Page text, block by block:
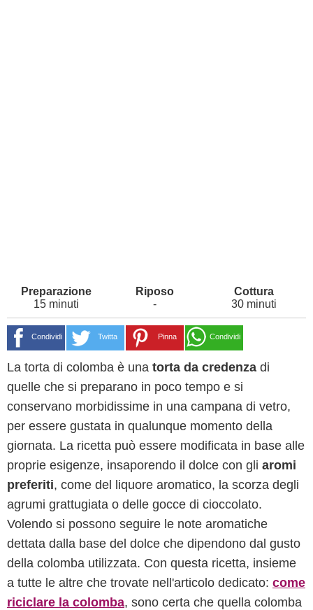
15 minuti - 30 minuti
Condividi Twitta Pinna Condividi
La torta di colomba è una torta da credenza di
quelle che si preparano in poco tempo e si
conservano morbidissime in una campana di vetro,
per essere gustata in qualunque momento della
giornata. La ricetta può essere modificata in base alle
proprie esigenze, insaporendo il dolce con gli aromi
preferiti, come del liquore aromatico, la scorza degli
agrumi grattugiata o delle gocce di cioccolato.
Volendo si possono seguire le note aromatiche
dettata dalla base del dolce che dipendono dal gusto
della colomba utilizzata. Con questa ricetta, insieme
a tutte le altre che trovate nell'articolo dedicato: come
riciclare la colomba, sono certa che quella colomba